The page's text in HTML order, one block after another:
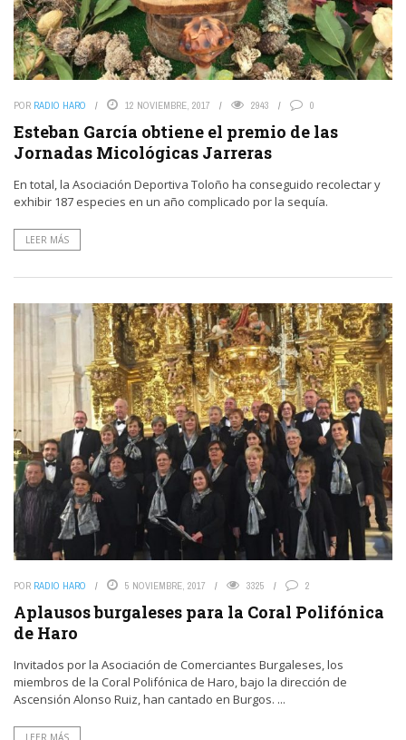
POR RADIO HARO 12 NOVIEMBRE, 2017 2943 0
Esteban García obtiene el premio de las
Jornadas Micológicas Jarreras
En total, la Asociación Deportiva Toloño ha conseguido recolectar y
exhibir 187 especies en un año complicado por la sequía.
LEER MÁS
POR RADIO HARO 5 NOVIEMBRE, 2017 3325 2
Aplausos burgaleses para la Coral Polifónica
de Haro
Invitados por la Asociación de Comerciantes Burgaleses, los
miembros de la Coral Polifónica de Haro, bajo la dirección de
Ascensión Alonso Ruiz, han cantado en Burgos. ...